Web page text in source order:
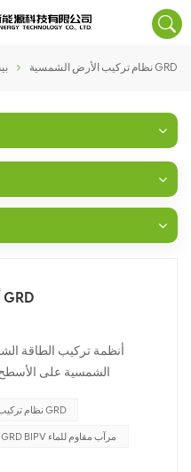
نظام تركيب الأرض الشمسية GRD
أنظمة تركيب الطاقة الشمسية GRD
أنظمة تركيب الطاقة
الشمسية على
تركيب الطاقة
نظام تركيب الأسطح الشمسية GRD
GRD BIPV مرآب مقاوم للماء